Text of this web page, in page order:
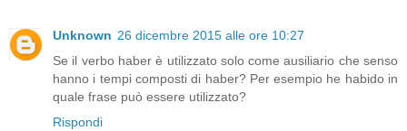
Unknown 26 dicembre 2015 alle ore 10:27
Se il verbo haber è utilizzato solo come ausiliario che senso
hanno i tempi composti di haber? Per esempio he habido in
quale frase può essere utilizzato?
Rispondi